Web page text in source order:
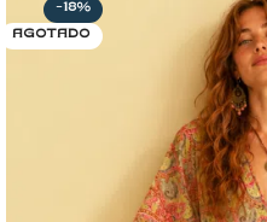
-18%
AGOTADO